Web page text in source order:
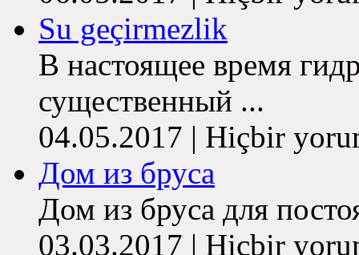
Su geçirmezlik
В настоящее время
существенный ...
04.05.2017 | Hiçbir
Дом из бруса
Дом из бруса для
03.03.2017 | Hiçbir